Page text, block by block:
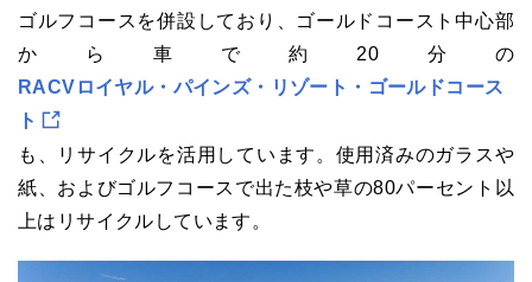
ゴルフコースを併設しており、ゴールドコースト中心部
から車で約20分の
RACVロイヤル・パインズ・リゾート・ゴールドコース
ト
も、リサイクルを活用しています。使用済みのガラスや
紙、およびゴルフコースで出た枝や草の80パーセント以
上はリサイクルしています。